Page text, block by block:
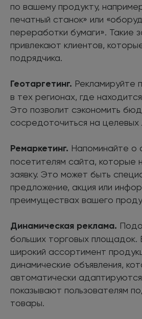
по вашему продукту,
печатный станок» или
переработки бумаги». Такие
привлекают клиентов,
подрядчика.
Геотаргетинг. Рекламируйте
в тех регионах, где
Это позволит сэкономить
сосредоточиться на целевых
Ремаркетинг. Напоминайте о
посетителям сайта, которые
заявку. Это может быть
предложение, акция или
преимуществах вашего
Динамическая реклама.
больших торговых площадок.
широкий ассортимент
динамические объявления,
автоматически
показывают пользователям
товары.